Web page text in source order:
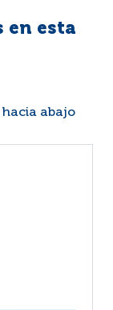
en esta
hacia abajo